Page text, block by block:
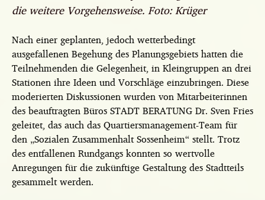
die weitere Vorgehensweise. Foto: Krüger
Nach einer geplanten, jedoch wetterbedingt
ausgefallenen Begehung des Planungsgebiets hatten die
Teilnehmenden die Gelegenheit, in Kleingruppen an drei
Stationen ihre Ideen und Vorschläge einzubringen. Diese
moderierten Diskussionen wurden von Mitarbeiterinnen
des beauftragten Büros STADT BERATUNG Dr. Sven Fries
geleitet, das auch das Quartiersmanagement-Team für
den „Sozialen Zusammenhalt Sossenheim“ stellt. Trotz
des entfallenen Rundgangs konnten so wertvolle
Anregungen für die zukünftige Gestaltung des Stadtteils
gesammelt werden.